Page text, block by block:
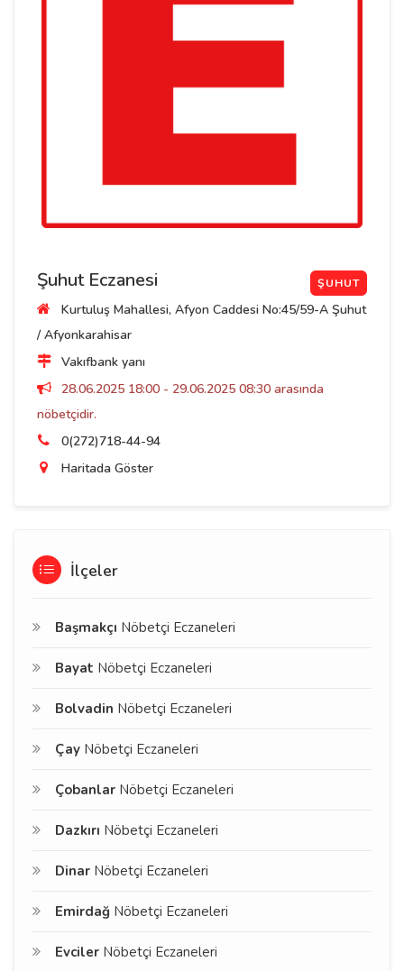
Şuhut Eczanesi ŞUHUT
Kurtuluş Mahallesi, Afyon Caddesi No:45/59-A Şuhut
/ Afyonkarahisar
Vakıfbank yanı
28.06.2025 18:00 - 29.06.2025 08:30 arasında
nöbetçidir.
0(272)718-44-94
Haritada Göster
İlçeler
Başmakçı Nöbetçi Eczaneleri
Bayat Nöbetçi Eczaneleri
Bolvadin Nöbetçi Eczaneleri
Çay Nöbetçi Eczaneleri
Çobanlar Nöbetçi Eczaneleri
Dazkırı Nöbetçi Eczaneleri
Dinar Nöbetçi Eczaneleri
Emirdağ Nöbetçi Eczaneleri
Evciler Nöbetçi Eczaneleri